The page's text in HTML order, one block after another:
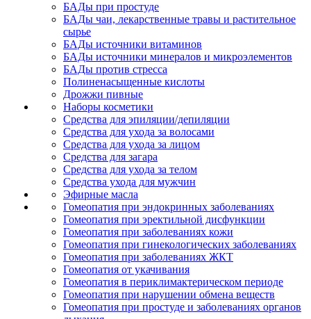
БАДы при простуде
БАДы чаи, лекарственные травы и растительное
сырье
БАДы источники витаминов
БАДы источники минералов и микроэлементов
БАДы против стресса
Полиненасыщенные кислоты
Дрожжи пивные
Наборы косметики
Средства для эпиляции/депиляции
Средства для ухода за волосами
Средства для ухода за лицом
Средства для загара
Средства для ухода за телом
Средства ухода для мужчин
Эфирные масла
Гомеопатия при эндокринных заболеваниях
Гомеопатия при эректильной дисфункции
Гомеопатия при заболеваниях кожи
Гомеопатия при гинекологических заболеваниях
Гомеопатия при заболеваниях ЖКТ
Гомеопатия от укачивания
Гомеопатия в периклимактерическом периоде
Гомеопатия при нарушении обмена веществ
Гомеопатия при простуде и заболеваниях органов